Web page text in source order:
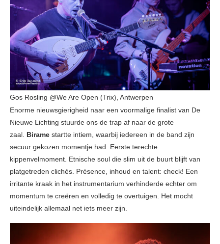
Gos Rosling @We Are Open (Trix), Antwerpen
Enorme nieuwsgierigheid naar een voormalige finalist van De
Nieuwe Lichting stuurde ons de trap af naar de grote
zaal. Birame startte intiem, waarbij iedereen in de band zijn
secuur gekozen momentje had. Eerste terechte
kippenvelmoment. Etnische soul die slim uit de buurt blijft van
platgetreden clichés. Présence, inhoud en talent: check! Een
irritante kraak in het instrumentarium verhinderde echter om
momentum te creëren en volledig te overtuigen. Het mocht
uiteindelijk allemaal net iets meer zijn.